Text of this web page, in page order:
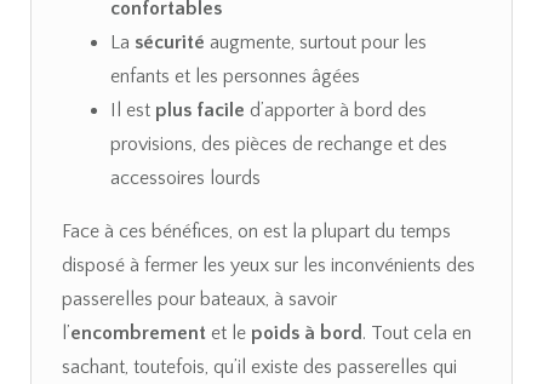
confortables
La sécurité augmente, surtout pour les
enfants et les personnes âgées
Il est plus facile d’apporter à bord des
provisions, des pièces de rechange et des
accessoires lourds
Face à ces bénéfices, on est la plupart du temps
disposé à fermer les yeux sur les inconvénients des
passerelles pour bateaux, à savoir
l’encombrement et le poids à bord . Tout cela en
sachant, toutefois, qu’il existe des passerelles qui